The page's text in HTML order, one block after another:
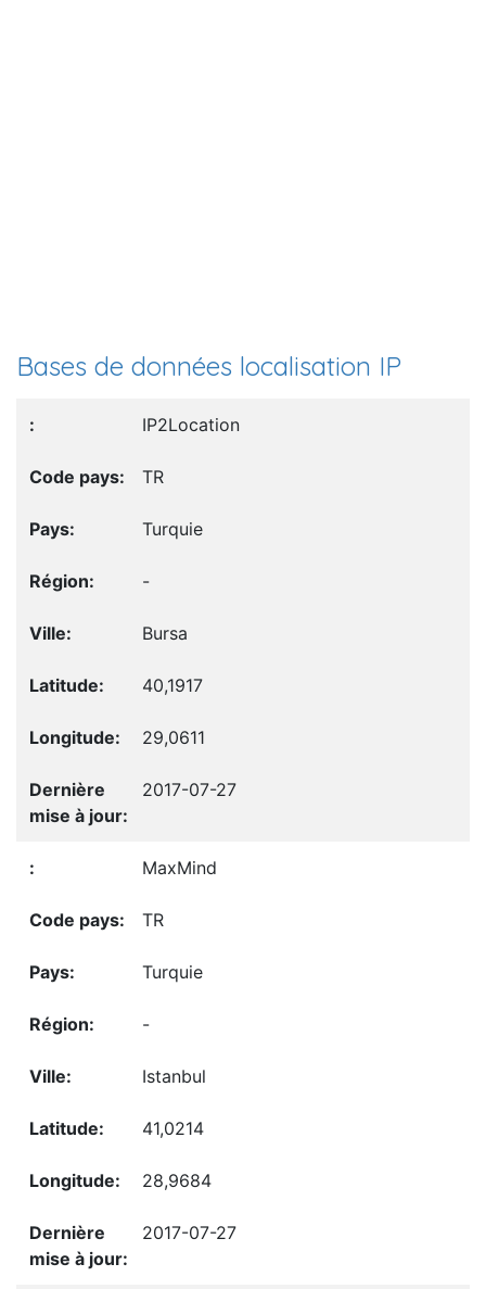
Bases de données localisation IP
IP2Location
TR
Turquie
-
Bursa
40,1917
29,0611
2017-07-27
MaxMind
TR
Turquie
-
Istanbul
41,0214
28,9684
2017-07-27